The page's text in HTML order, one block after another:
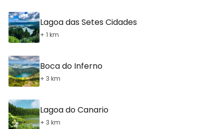
Lagoa das Setes Cidades
+ 1 km
Boca do Inferno
+ 3 km
Lagoa do Canario
+ 3 km